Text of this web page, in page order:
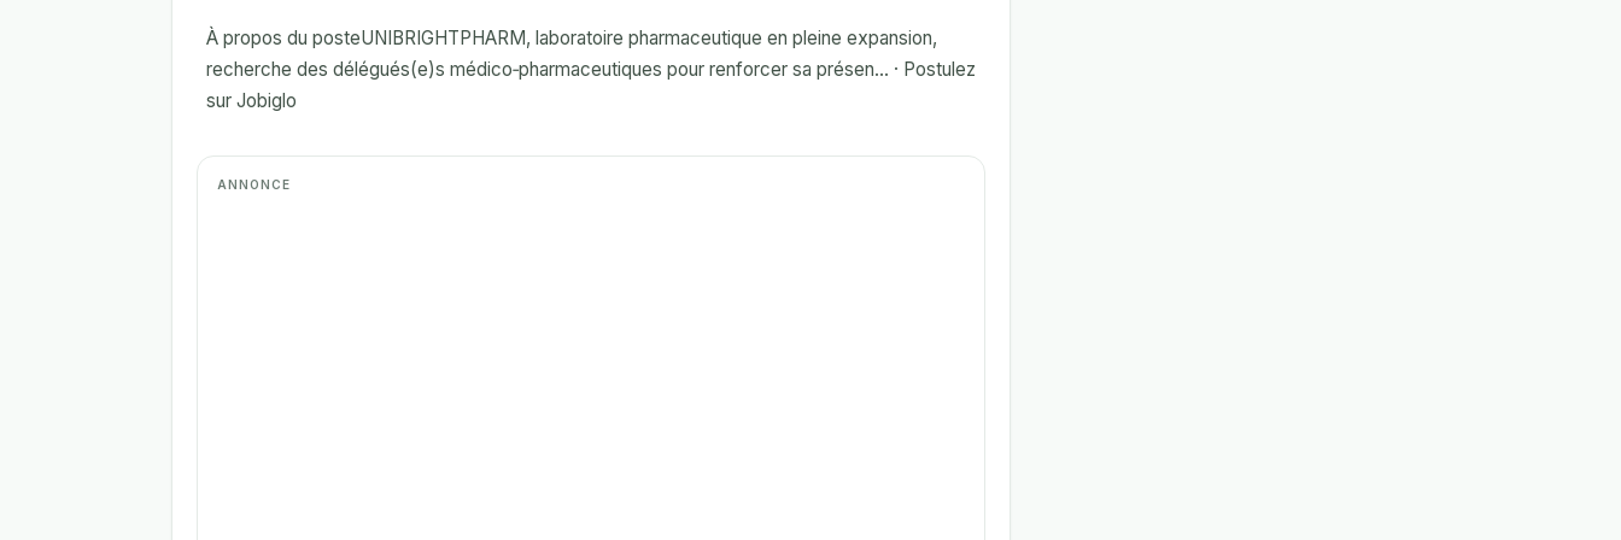
À propos du posteUNIBRIGHTPHARM, laboratoire pharmaceutique en pleine expansion,
recherche des délégués(e)s médico‑pharmaceutiques pour renforcer sa présen... · Postulez
sur Jobiglo